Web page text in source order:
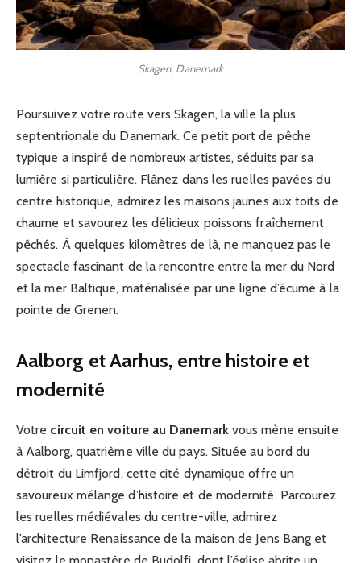
Skagen, Danemark
Poursuivez votre route vers Skagen, la ville la plus
septentrionale du Danemark. Ce petit port de pêche
typique a inspiré de nombreux artistes, séduits par sa
lumière si particulière. Flânez dans les ruelles pavées du
centre historique, admirez les maisons jaunes aux toits de
chaume et savourez les délicieux poissons fraîchement
pêchés. À quelques kilomètres de là, ne manquez pas le
spectacle fascinant de la rencontre entre la mer du Nord
et la mer Baltique, matérialisée par une ligne d’écume à la
pointe de Grenen.
Aalborg et Aarhus, entre histoire et
modernité
Votre circuit en voiture au Danemarkvous mène ensuite
à Aalborg, quatrième ville du pays. Située au bord du
détroit du Limfjord, cette cité dynamique offre un
savoureux mélange d’histoire et de modernité. Parcourez
les ruelles médiévales du centre-ville, admirez
l’architecture Renaissance de la maison de Jens Bang et